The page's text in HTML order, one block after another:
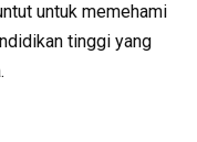
untuk memehami
tinggi yang